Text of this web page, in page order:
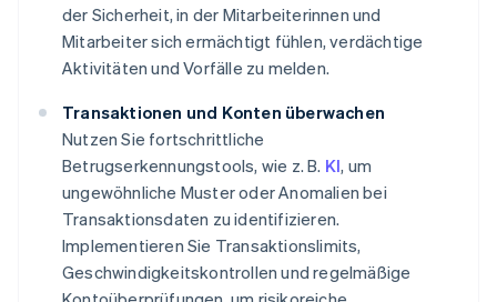
der Sicherheit, in der Mitarbeiterinnen und
Mitarbeiter sich ermächtigt fühlen, verdächtige
Aktivitäten und Vorfälle zu melden.
Transaktionen und Konten überwachen
Nutzen Sie fortschrittliche
Betrugserkennungstools, wie z. B. KI, um
ungewöhnliche Muster oder Anomalien bei
Transaktionsdaten zu identifizieren.
Implementieren Sie Transaktionslimits,
Geschwindigkeitskontrollen und regelmäßige